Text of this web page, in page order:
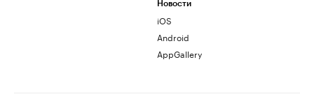
Новости
iOS
Android
AppGallery